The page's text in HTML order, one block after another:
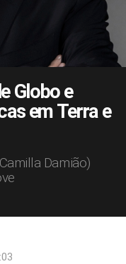
Globo e
em Terra e
Damião)